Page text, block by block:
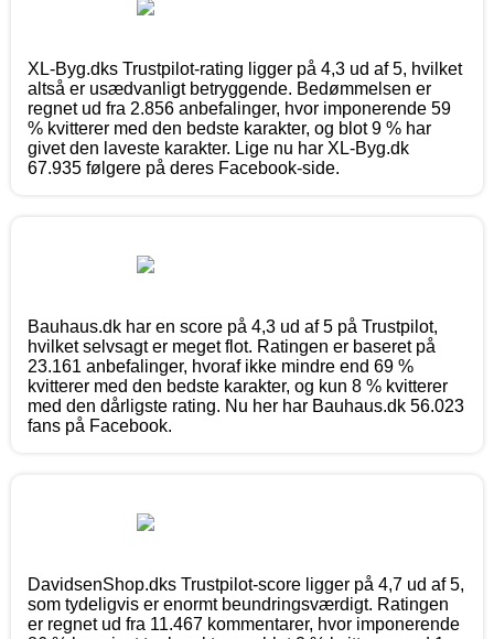
XL-Byg.dks Trustpilot-rating ligger på 4,3 ud af 5, hvilket
altså er usædvanligt betryggende. Bedømmelsen er
regnet ud fra 2.856 anbefalinger, hvor imponerende 59
% kvitterer med den bedste karakter, og blot 9 % har
givet den laveste karakter. Lige nu har XL-Byg.dk
67.935 følgere på deres Facebook-side.
Bauhaus.dk har en score på 4,3 ud af 5 på Trustpilot,
hvilket selvsagt er meget flot. Ratingen er baseret på
23.161 anbefalinger, hvoraf ikke mindre end 69 %
kvitterer med den bedste karakter, og kun 8 % kvitterer
med den dårligste rating. Nu her har Bauhaus.dk 56.023
fans på Facebook.
DavidsenShop.dks Trustpilot-score ligger på 4,7 ud af 5,
som tydeligvis er enormt beundringsværdigt. Ratingen
er regnet ud fra 11.467 kommentarer, hvor imponerende